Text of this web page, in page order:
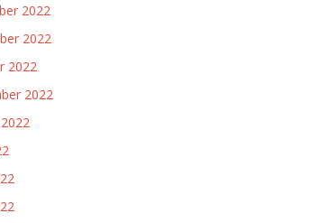
2022
2022
2022
2022